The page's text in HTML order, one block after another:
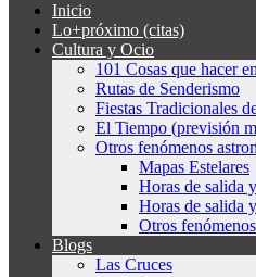
Inicio
Lo+próximo (citas)
Cultura y Ocio
101 Cosas que hacer
Rutas de Senderismo
Fiestas Tradicionales
El Tiempo (previsión
Otros fenómenos
Mapas Estelares
Horas de salida
Horas de salida
Otros fenómenos
Blogs
Las Cruces